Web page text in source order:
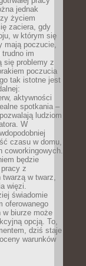
jednak
życiem
zaciera, gdy
w którym się
mają poczucie,
trudno im
się problemy z
poczucia
tak istotne jest
aktywności
spotkania –
ludziom
W
czasu w domu,
coworkingowych.
będzie
z
w twarz,
więzi.
świadomie
oferowanego
w biurze może
opcją. To,
dziś staje
warunków